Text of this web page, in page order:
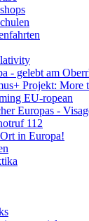
- gelebt am
Projekt: More
EU-ropean
Europas -
112
in Europa!